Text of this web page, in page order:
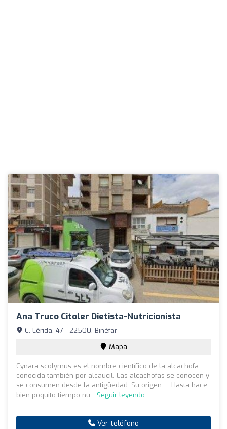
Ana Truco Citoler Dietista-Nutricionista
C. Lérida, 47 - 22500, Binéfar
Mapa
Cynara scolymus es el nombre científico de la alcachofa
conocida también por alcaucil. Las alcachofas se conocen y
se consumen desde la antigüedad. Su origen … Hasta hace
bien poquito tiempo nu... Seguir leyendo
Ver teléfono